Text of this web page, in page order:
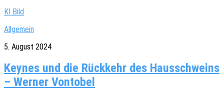
KI Bild
Allgemein
5. August 2024
Keynes und die Rückkehr des Hausschweins
– Werner Vontobel